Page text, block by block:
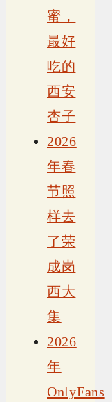
蜜，
最好
吃的
西安
杏子
2026
年春
节照
样去
了荣
成岗
西大
集
2026
年
OnlyFans